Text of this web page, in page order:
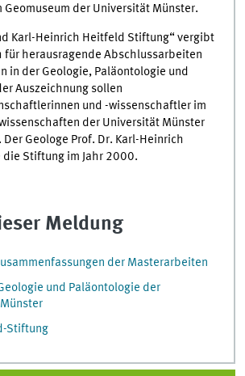
Geomuseum der Universität Münster.
Karl-Heinrich Heitfeld Stiftung“ vergibt
für herausragende Abschlussarbeiten
in der Geologie, Paläontologie und
Auszeichnung sollen
und -wissenschaftler im
der Universität Münster
Geologe Prof. Dr. Karl-Heinrich
Stiftung im Jahr 2000.
Meldung
der Masterarbeiten
und Paläontologie der
Stiftung